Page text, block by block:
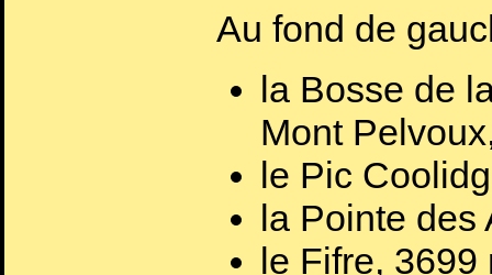
Au fond de
la Bosse de
Mont
le Pic
la Pointe des
le Fifre, 3699